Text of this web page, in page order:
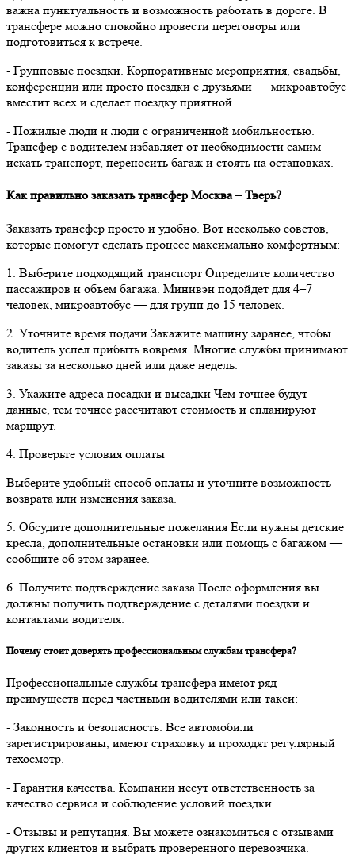
важна пунктуальность и возможность работать в дороге. В
трансфере можно спокойно провести переговоры или
подготовиться к встрече.
- Групповые поездки. Корпоративные мероприятия, свадьбы,
конференции или просто поездки с друзьями — микроавтобус
вместит всех и сделает поездку приятной.
- Пожилые люди и люди с ограниченной мобильностью.
Трансфер с водителем избавляет от необходимости самим
искать транспорт, переносить багаж и стоять на остановках.
Как правильно заказать трансфер Москва – Тверь?
Заказать трансфер просто и удобно. Вот несколько советов,
которые помогут сделать процесс максимально комфортным:
1. Выберите подходящий транспорт Определите количество
пассажиров и объем багажа. Минивэн подойдет для 4–7
человек, микроавтобус — для групп до 15 человек.
2. Уточните время подачи Закажите машину заранее, чтобы
водитель успел прибыть вовремя. Многие службы принимают
заказы за несколько дней или даже недель.
3. Укажите адреса посадки и высадки Чем точнее будут
данные, тем точнее рассчитают стоимость и спланируют
маршрут.
4. Проверьте условия оплаты
Выберите удобный способ оплаты и уточните возможность
возврата или изменения заказа.
5. Обсудите дополнительные пожелания Если нужны детские
кресла, дополнительные остановки или помощь с багажом —
сообщите об этом заранее.
6. Получите подтверждение заказа После оформления вы
должны получить подтверждение с деталями поездки и
контактами водителя.
Почему стоит доверять профессиональным службам трансфера?
Профессиональные службы трансфера имеют ряд
преимуществ перед частными водителями или такси:
- Законность и безопасность. Все автомобили
зарегистрированы, имеют страховку и проходят регулярный
техосмотр.
- Гарантия качества. Компании несут ответственность за
качество сервиса и соблюдение условий поездки.
- Отзывы и репутация. Вы можете ознакомиться с отзывами
других клиентов и выбрать проверенного перевозчика.